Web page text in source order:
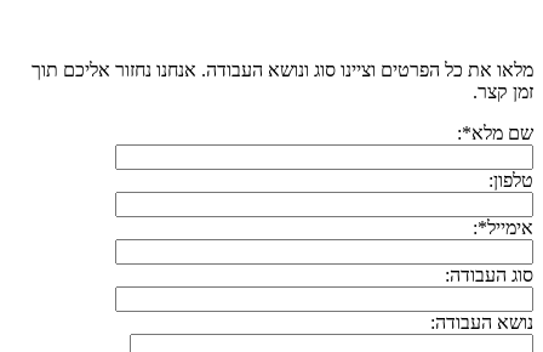
מלאו את כל הפרטים וציינו סוג ונושא העבודה. אנחנו נחזור אליכם תוך
זמן קצר.
שם מלא*:
טלפון:
אימייל*:
סוג העבודה:
נושא העבודה: